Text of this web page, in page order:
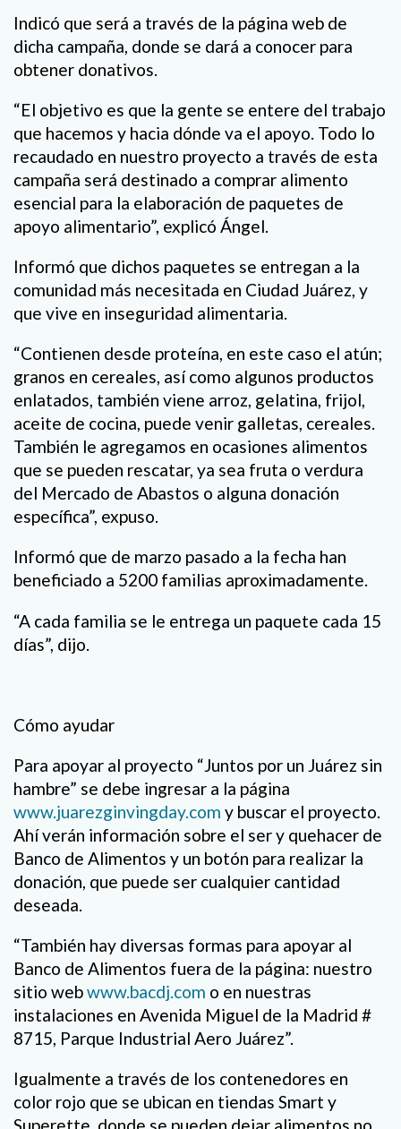
Indicó que será a través de la página web de
dicha campaña, donde se dará a conocer para
obtener donativos.
“El objetivo es que la gente se entere del trabajo
que hacemos y hacia dónde va el apoyo. Todo lo
recaudado en nuestro proyecto a través de esta
campaña será destinado a comprar alimento
esencial para la elaboración de paquetes de
apoyo alimentario”, explicó Ángel.
Informó que dichos paquetes se entregan a la
comunidad más necesitada en Ciudad Juárez, y
que vive en inseguridad alimentaria.
“Contienen desde proteína, en este caso el atún;
granos en cereales, así como algunos productos
enlatados, también viene arroz, gelatina, frijol,
aceite de cocina, puede venir galletas, cereales.
También le agregamos en ocasiones alimentos
que se pueden rescatar, ya sea fruta o verdura
del Mercado de Abastos o alguna donación
específica”, expuso.
Informó que de marzo pasado a la fecha han
beneficiado a 5200 familias aproximadamente.
“A cada familia se le entrega un paquete cada 15
días”, dijo.
Cómo ayudar
Para apoyar al proyecto “Juntos por un Juárez sin
hambre” se debe ingresar a la página
www.juarezginvingday.com y buscar el proyecto.
Ahí verán información sobre el ser y quehacer de
Banco de Alimentos y un botón para realizar la
donación, que puede ser cualquier cantidad
deseada.
“También hay diversas formas para apoyar al
Banco de Alimentos fuera de la página: nuestro
sitio webwww.bacdj.com o en nuestras
instalaciones en Avenida Miguel de la Madrid #
8715, Parque Industrial Aero Juárez”.
Igualmente a través de los contenedores en
color rojo que se ubican en tiendas Smart y